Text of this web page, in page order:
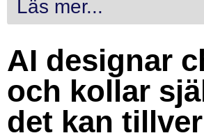
Läs mer...
AI designar
och kollar
det kan